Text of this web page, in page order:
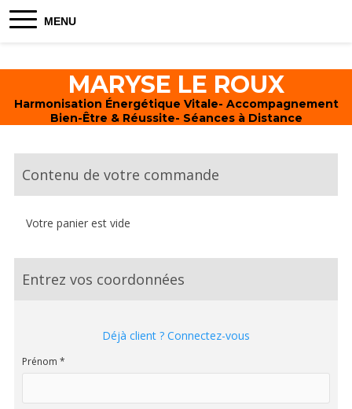
MENU
MARYSE LE ROUX
Harmonisation Énergétique Vitale- Accompagnement
Bien-Être & Réussite- Séances à Distance
Contenu de votre commande
Votre panier est vide
Entrez vos coordonnées
Déjà client ? Connectez-vous
Prénom *